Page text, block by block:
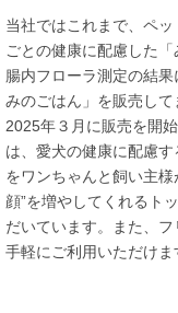
当社ではこれまで、ペ
ごとの健康に配慮した
腸内フローラ測定の結
みのごはん」を販売し
2025年３月に販売を開
は、愛犬の健康に配慮
をワンちゃんと飼い主
顔”を増やしてくれるト
だいています。また、
手軽にご利用いただけま